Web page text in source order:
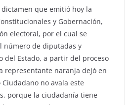
que emitió hoy la
y Gobernación,
electoral, por el cual se
número de diputadas y
del Estado, a partir del proceso
representante naranja dejó en
no avala este
porque la ciudadanía tiene